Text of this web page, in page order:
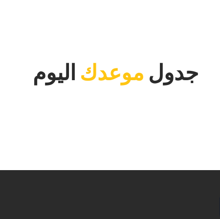
‏جدول‏ ‏موعدك‏ ‏اليوم‏